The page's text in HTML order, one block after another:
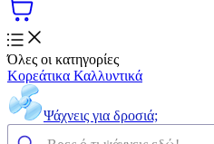
Όλες οι κατηγορίες
Κορεάτικα Καλλυντικά
Ψάχνεις για δροσιά;